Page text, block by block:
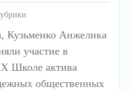
Кузьменко Анжелика
участие в
Школе актива
общественных